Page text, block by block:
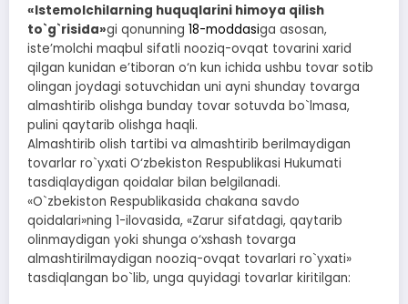
«Istemolchilarning huquqlarini himoya qilish
to`g`risida»gi qonunning 18-moddasiga asosan,
iste’molchi maqbul sifatli nooziq-ovqat tovarini xarid
qilgan kunidan e’tiboran o‘n kun ichida ushbu tovar sotib
olingan joydagi sotuvchidan uni ayni shunday tovarga
almashtirib olishga bunday tovar sotuvda bo`lmasa,
pulini qaytarib olishga haqli.
Almashtirib olish tartibi va almashtirib berilmaydigan
tovarlar ro`yxati O‘zbekiston Respublikasi Hukumati
tasdiqlaydigan qoidalar bilan belgilanadi.
«O`zbekiston Respublikasida chakana savdo
qoidalari»ning 1-ilovasida, «Zarur sifatdagi, qaytarib
olinmaydigan yoki shunga o‘xshash tovarga
almashtirilmaydigan nooziq-ovqat tovarlari ro`yxati»
tasdiqlangan bo`lib, unga quyidagi tovarlar kiritilgan: